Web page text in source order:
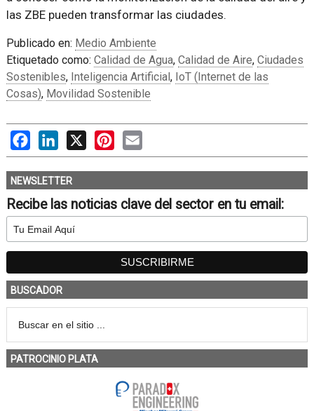
las ZBE pueden transformar las ciudades.
Publicado en: Medio Ambiente
Etiquetado como: Calidad de Agua, Calidad de Aire, Ciudades
Sostenibles, Inteligencia Artificial , IoT (Internet de las
Cosas), Movilidad Sostenible
FacebookLinkedIn Pinterest
NEWSLETTER
Recibe las noticias clave del sector en tu email:
BUSCADOR
PATROCINIO PLATA